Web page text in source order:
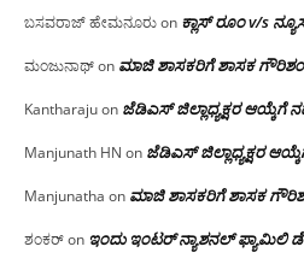
ಬಸವರಾಜ್ ಹೇಮನೂರುon ಕ್ಲಾಸ್ ರೂಂ v/s
ಮಂಜುನಾಥ್on ಮಾಜಿ ಶಾಸಕರಿಗೆ ಶಾಸಕ
Kantharajuon ಜೆಡಿಎಸ್ ಜಿಲ್ಲಾಧ್ಯಕ್ಷರ ಆಯ್ಕೆಗೆ
Manjunath HN on ಜೆಡಿಎಸ್ ಜಿಲ್ಲಾಧ್ಯಕ್ಷರ
Manjunatha on ಮಾಜಿ ಶಾಸಕರಿಗೆ ಶಾಸಕ
ಶಂಕರ್on ಇಂದು ಇಂಟರ್ ನ್ಯಾಶನಲ್ ಫ್ಯಾಮಿಲಿ